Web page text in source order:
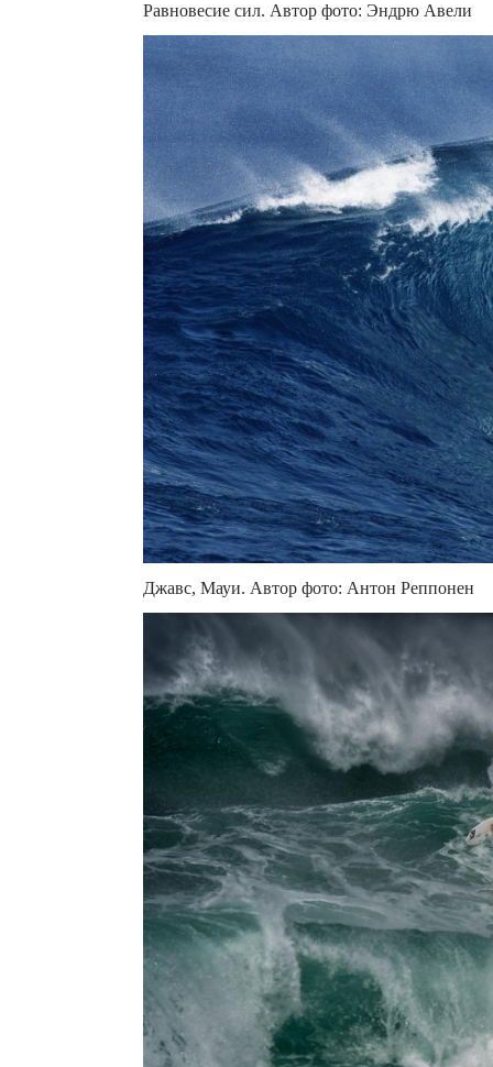
Равновесие сил. Автор фото: Эндрю Авели
Джавс, Мауи. Автор фото: Антон Реппонен